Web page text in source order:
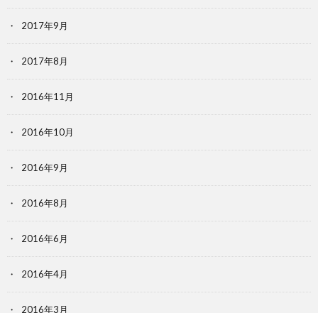
2017年9月
2017年8月
2016年11月
2016年10月
2016年9月
2016年8月
2016年6月
2016年4月
2016年3月